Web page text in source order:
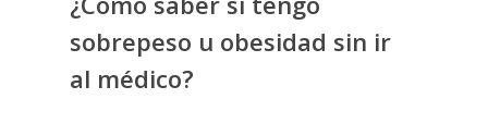
sobrepeso u obesidad sin ir
al médico?